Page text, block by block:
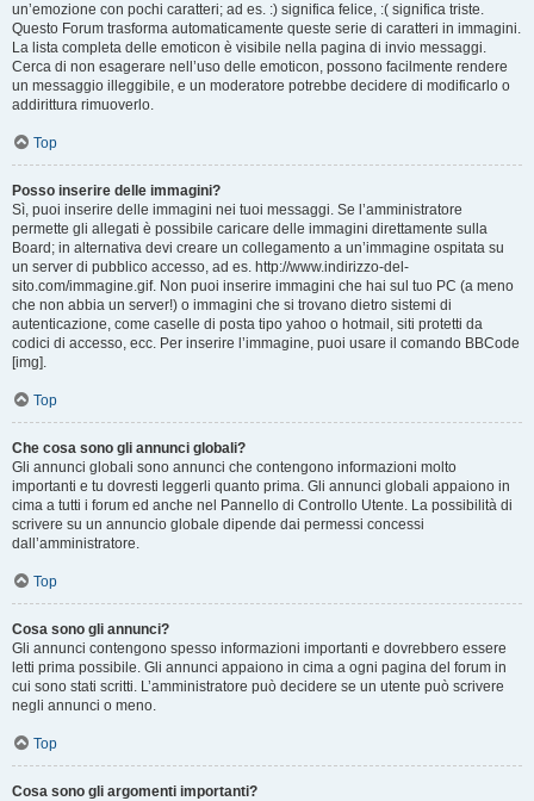
un’emozione con pochi caratteri; ad es. :) significa felice, :( significa triste.
Questo Forum trasforma automaticamente queste serie di caratteri in immagini.
La lista completa delle emoticon è visibile nella pagina di invio messaggi.
Cerca di non esagerare nell’uso delle emoticon, possono facilmente rendere
un messaggio illeggibile, e un moderatore potrebbe decidere di modificarlo o
addirittura rimuoverlo.
Top
Posso inserire delle immagini?
Sì, puoi inserire delle immagini nei tuoi messaggi. Se l’amministratore
permette gli allegati è possibile caricare delle immagini direttamente sulla
Board; in alternativa devi creare un collegamento a un’immagine ospitata su
un server di pubblico accesso, ad es. http://www.indirizzo-del-
sito.com/immagine.gif. Non puoi inserire immagini che hai sul tuo PC (a meno
che non abbia un server!) o immagini che si trovano dietro sistemi di
autenticazione, come caselle di posta tipo yahoo o hotmail, siti protetti da
codici di accesso, ecc. Per inserire l’immagine, puoi usare il comando BBCode
[img].
Top
Che cosa sono gli annunci globali?
Gli annunci globali sono annunci che contengono informazioni molto
importanti e tu dovresti leggerli quanto prima. Gli annunci globali appaiono in
cima a tutti i forum ed anche nel Pannello di Controllo Utente. La possibilità di
scrivere su un annuncio globale dipende dai permessi concessi
dall’amministratore.
Top
Cosa sono gli annunci?
Gli annunci contengono spesso informazioni importanti e dovrebbero essere
letti prima possibile. Gli annunci appaiono in cima a ogni pagina del forum in
cui sono stati scritti. L’amministratore può decidere se un utente può scrivere
negli annunci o meno.
Top
Cosa sono gli argomenti importanti?